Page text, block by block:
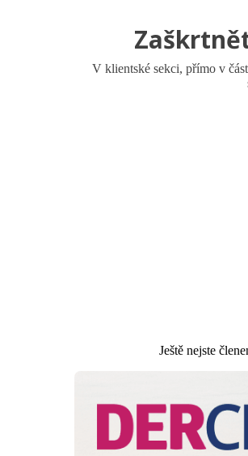
V klientské sekci, přímo v
Ještě nejste